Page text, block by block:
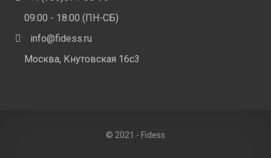
09:00 - 18:00 (ПН-СБ)
info@fidess.ru
Москва, Кнутовская 16с3
© 2021 - Fidess